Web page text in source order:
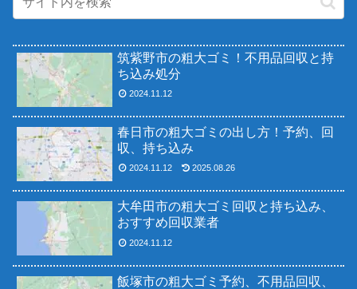
筑紫野市の粗大ゴミ！不用品回収と持
ち込み処分
2024.11.12
春日市の粗大ゴミの出し方！予約、回
収、持ち込み
2024.11.12 2025.08.26
大牟田市の粗大ゴミ回収と持ち込み、
おすすめ回収業者
2024.11.12
飯塚市の粗大ゴミ予約、不用品回収、